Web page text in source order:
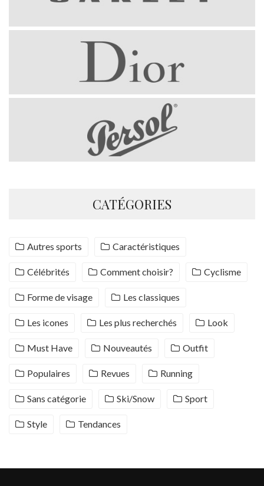
CATÉGORIES
Autres sports Caractéristiques
Célébrités Comment choisir? Cyclisme
Forme de visage Les classiques
Les icones Les plus recherchés Look
Must Have Nouveautés Outfit
Populaires Revues Running
Sans catégorie Ski/Snow Sport
Style Tendances